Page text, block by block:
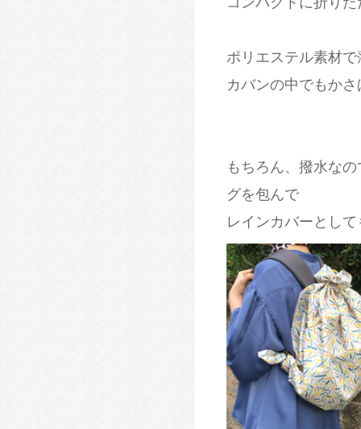
ポリエステル素材
カバンの中でもか
もちろん、撥水な
グを包んで
レインカバーとし